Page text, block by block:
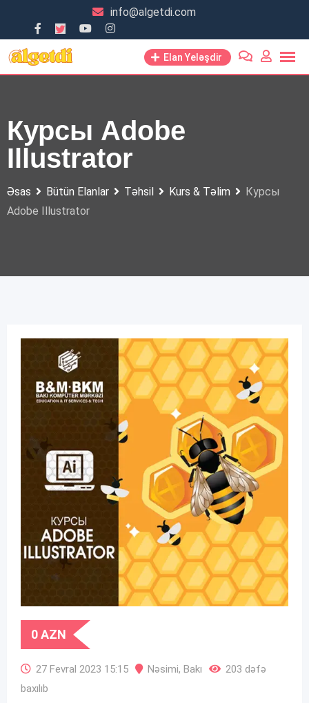
content
info@algetdi.com
Elan Yeləşdir
Курсы Adobe
Illustrator
Əsas Bütün Elanlar Təhsil Kurs & Təlim
Курсы
Adobe Illustrator
0AZN
27 Fevral 2023 15:15 Nəsimi, Bakı
203 dəfə
baxılıb